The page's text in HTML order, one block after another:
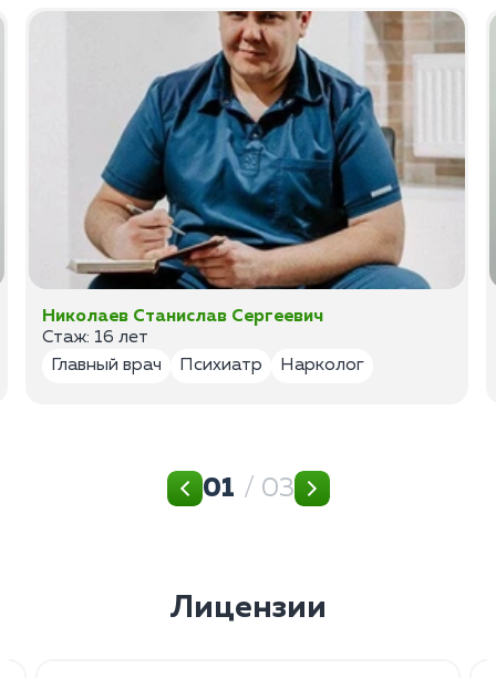
Николаев Станислав Сергеевич
Стаж: 16 лет
Главный врач
Психиатр Нарколог
01 / 03
Лицензии